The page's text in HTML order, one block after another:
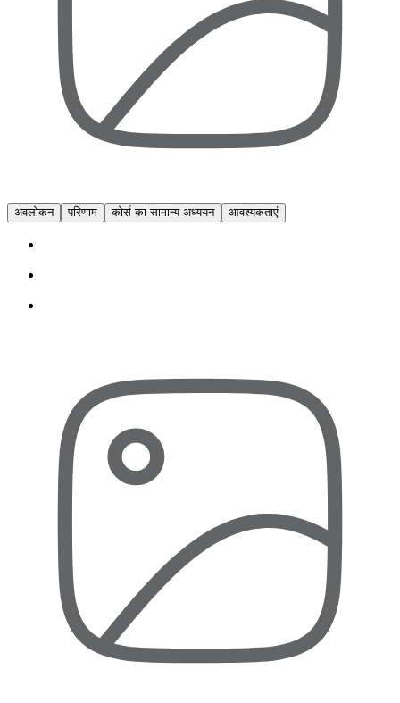
अवलोकन परिणाम कोर्स का सामान्य अध्ययन आवश्यकताएं